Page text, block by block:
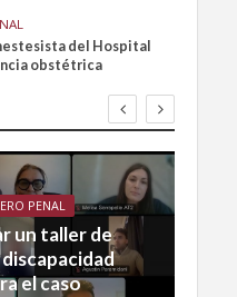
del Hospital
obstétrica
PENAL
un taller de
el caso